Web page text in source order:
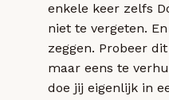
enkele keer zelfs
niet te vergeten.
zeggen. Probeer
maar eens te
doe jij eigenlijk in